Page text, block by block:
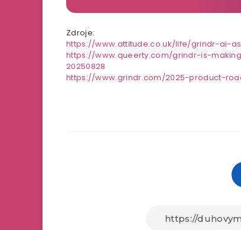
Zdroje:
https://www.attitude.co.uk/life/grindr-ai-
https://www.queerty.com/grindr-is-
20250828
https://www.grindr.com/2025-product-